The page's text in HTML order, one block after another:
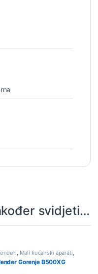
svidjeti…
, Mali kućanski aparati,
Gorenje B500XG